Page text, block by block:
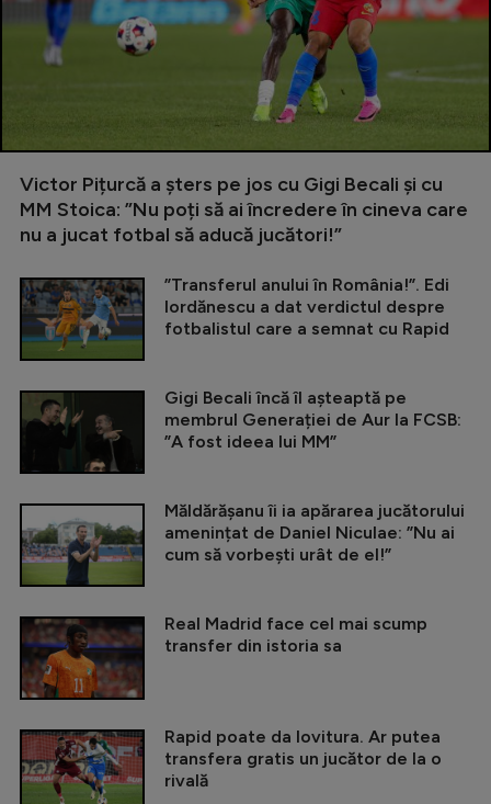
Victor Pițurcă a șters pe jos cu Gigi Becali și cu
MM Stoica: ”Nu poți să ai încredere în cineva care
nu a jucat fotbal să aducă jucători!”
”Transferul anului în România!”. Edi
Iordănescu a dat verdictul despre
fotbalistul care a semnat cu Rapid
Gigi Becali încă îl așteaptă pe
membrul Generației de Aur la FCSB:
”A fost ideea lui MM”
Măldărășanu îi ia apărarea jucătorului
amenințat de Daniel Niculae: ”Nu ai
cum să vorbești urât de el!”
Real Madrid face cel mai scump
transfer din istoria sa
Rapid poate da lovitura. Ar putea
transfera gratis un jucător de la o
rivală